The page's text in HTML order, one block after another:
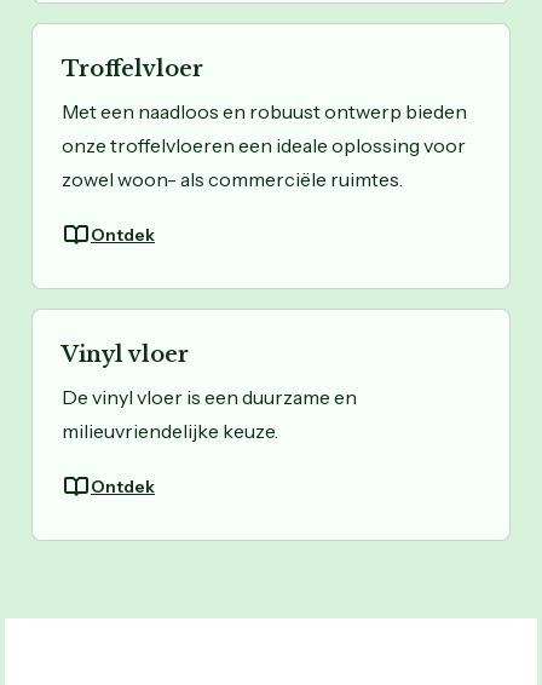
Troffelvloer
Met een naadloos en robuust ontwerp bieden
onze troffelvloeren een ideale oplossing voor
zowel woon- als commerciële ruimtes.
Ontdek
Vinyl vloer
De vinyl vloer is een duurzame en
milieuvriendelijke keuze.
Ontdek